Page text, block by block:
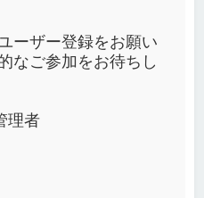
ーザー登録をお願い
なご参加をお待ちし
理者